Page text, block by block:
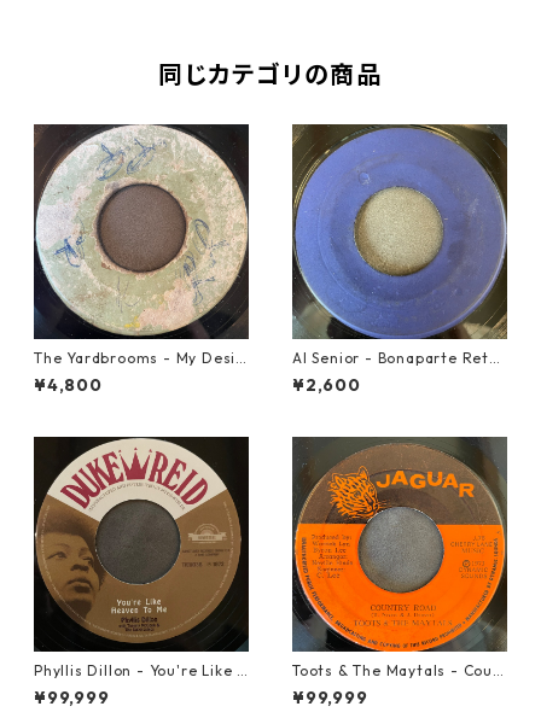
同じカテゴリの商品
The Yardbrooms - My Desir
e【7-21922】
¥4,800
Al Senior - Bonaparte Retre
at【7-21861】
¥2,600
Phyllis Dillon - You're Like H
eaven To Me【7-21913】
¥99,999
Toots & The Maytals - Coun
try Road【7-21951】
¥99,999